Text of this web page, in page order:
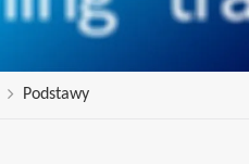
Podstawy